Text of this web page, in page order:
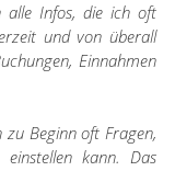
alle Infos, die ich oft
und von überall
Einnahmen
Beginn oft Fragen,
kann. Das